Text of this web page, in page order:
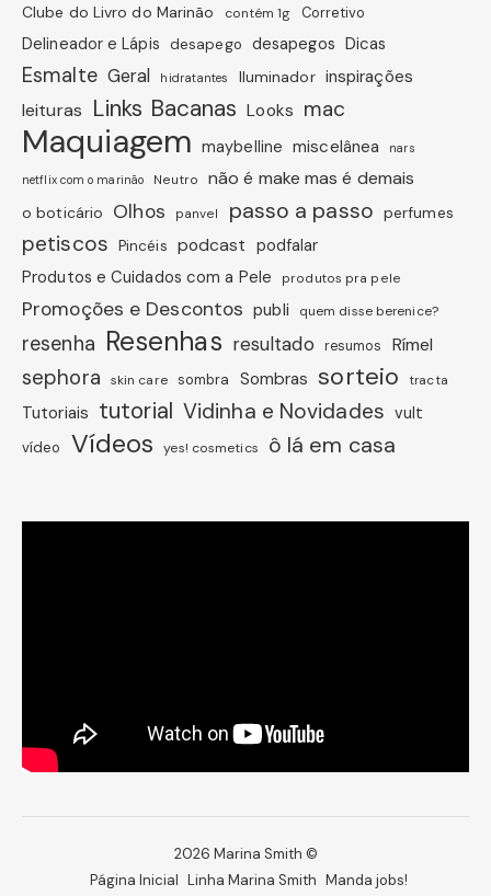
Clube do Livro do Marinão contém 1g Corretivo
Delineador e Lápis desapego desapegos Dicas
Esmalte Geral hidratantes Iluminador inspirações
leituras Links Bacanas Looks mac
Maquiagem maybelline miscelânea nars
netflix com o marinão Neutro não é make mas é demais
o boticário Olhos panvel passo a passo perfumes
petiscos Pincéis podcast podfalar
Produtos e Cuidados com a Pele
produtos pra pele
Promoções e Descontos publi quem disse berenice?
resenha Resenhas resultado resumos Rímel
sephora skin care sombra Sombras sorteio tracta
Tutoriais tutorial Vidinha e Novidades vult
vídeo Vídeos yes! cosmetics ô lá em casa
2026 Marina Smith ©
Página Inicial Linha Marina Smith Manda jobs!